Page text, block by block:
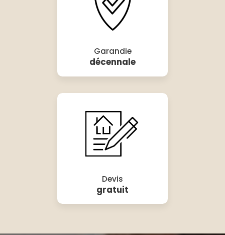
Garandie
décennale
Devis
gratuit